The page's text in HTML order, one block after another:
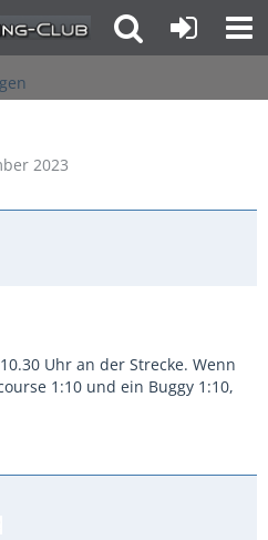
2023
Uhr an der Strecke. Wenn
1:10 und ein Buggy 1:10,